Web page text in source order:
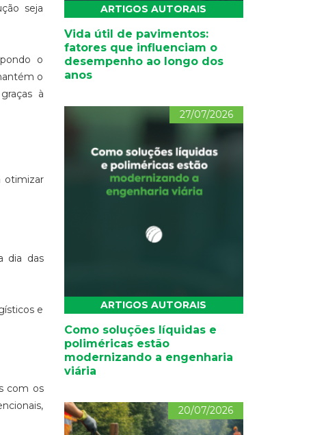
seja
o
o
à
otimizar
dia das
e
com os
ARTIGOS AUTORAIS
Vida útil de pavimentos:
fatores que influenciam o
desempenho ao longo dos
anos
27/07/2026
ARTIGOS AUTORAIS
Como soluções líquidas e
poliméricas estão
modernizando a engenharia
viária
20/07/2026